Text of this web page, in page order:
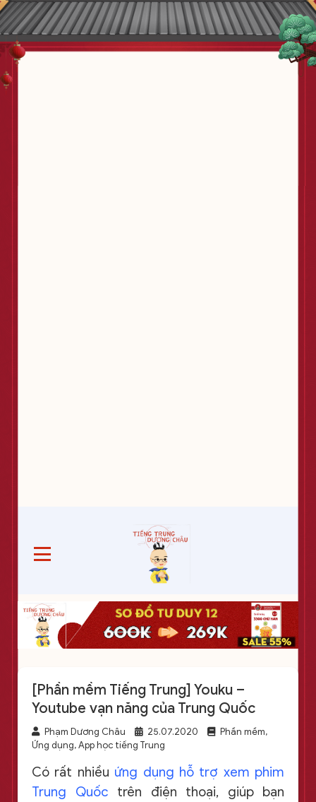
[Phần mềm Tiếng Trung] Youku –
Youtube vạn năng của Trung Quốc
Phạm Dương Châu 25.07.2020
Phần mềm,
Ứng dụng, App học tiếng Trung
Có rất nhiều ứng dụng hỗ trợ xem phim
Trung Quốc trên điện thoại, giúp bạn